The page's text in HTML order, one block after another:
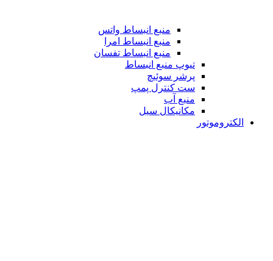
منبع انبساط واتس
منبع انبساط امرا
منبع انبساط تفسان
تیوپ منبع انبساط
پرشر سوئیچ
ست کنترل پمپ
منبع آب
مکانیکال سیل
الکتروموتور